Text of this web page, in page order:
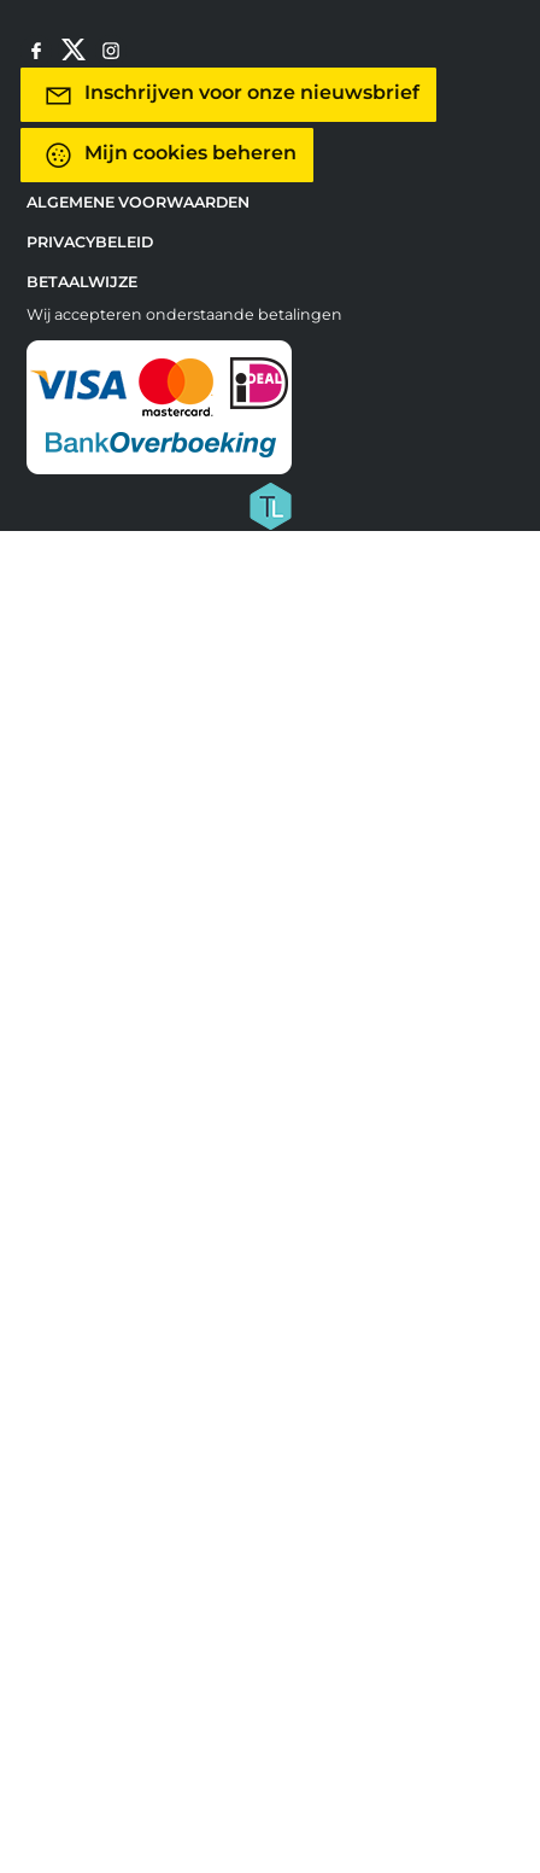
Inschrijven voor onze nieuwsbrief
Mijn cookies beheren
ALGEMENE VOORWAARDEN
PRIVACYBELEID
BETAALWIJZE
Wij accepteren onderstaande betalingen